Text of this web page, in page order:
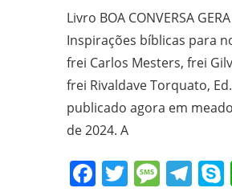
Livro BOA CONVERSA
Inspirações bíblicas para
frei Carlos Mesters, frei
frei Rivaldave Torquato,
publicado agora em
de 2024. A
Facebook
Twitter